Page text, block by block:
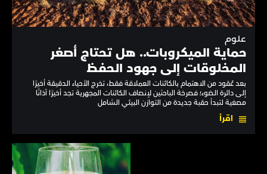
علوم
حماية الميكروبات.. هل تحتاج أصغر
المخلوقات إلى جهود الحفظ
بعد عُقود من الاهتمام بالكائنات العملاقة فقط، تخرج الأحياء الدقيقة أخيرًا
إلى دائرة الضوء؛ فصرخة الباحثين لإنصاف الكائنات المجهرية تجد أخيرًا آذانًا
مصغية لتبدأ حقبة جديدة من التوازن البيئي الشامل
اقرأ